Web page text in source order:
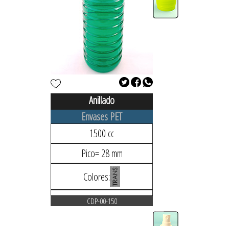
Anillado
Envases PET
1500 cc
Pico= 28 mm
Colores:
CDP-00-150